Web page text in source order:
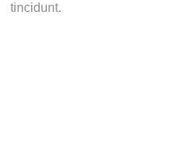
tincidunt.